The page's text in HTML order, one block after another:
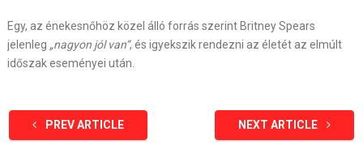
Egy, az énekesnőhöz közel álló forrás szerint Britney Spears
jelenleg „nagyon jól van”, és igyekszik rendezni az életét az elmúlt
időszak eseményei után.
PREV ARTICLE NEXT ARTICLE